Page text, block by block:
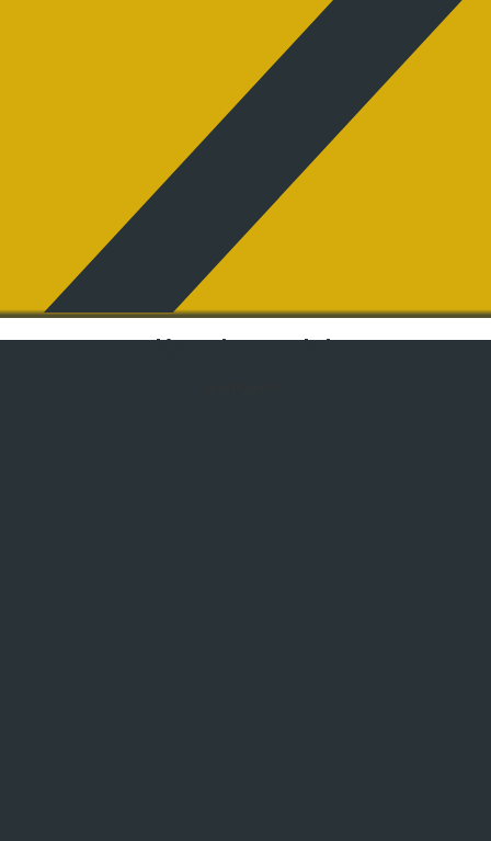
Keep in touch !